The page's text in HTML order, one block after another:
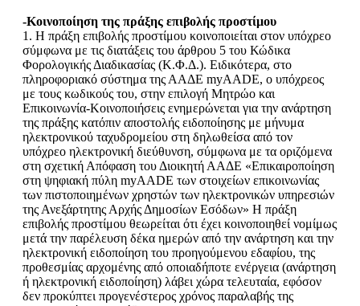
-Κοινοποίηση της πράξης επιβολής προστίμου
1. Η πράξη επιβολής προστίμου κοινοποιείται στον υπόχρεο
σύμφωνα με τις διατάξεις του άρθρου 5 του Κώδικα
Φορολογικής Διαδικασίας (Κ.Φ.Δ.). Ειδικότερα, στο
πληροφοριακό σύστημα της ΑΑΔΕ myAADE, ο υπόχρεος
με τους κωδικούς του, στην επιλογή Μητρώο και
Επικοινωνία-Κοινοποιήσεις ενημερώνεται για την ανάρτηση
της πράξης κατόπιν αποστολής ειδοποίησης με μήνυμα
ηλεκτρονικού ταχυδρομείου στη δηλωθείσα από τον
υπόχρεο ηλεκτρονική διεύθυνση, σύμφωνα με τα οριζόμενα
στη σχετική Απόφαση του Διοικητή ΑΑΔΕ «Επικαιροποίηση
στη ψηφιακή πύλη myAADE των στοιχείων επικοινωνίας
των πιστοποιημένων χρηστών των ηλεκτρονικών υπηρεσιών
της Ανεξάρτητης Αρχής Δημοσίων Εσόδων» Η πράξη
επιβολής προστίμου θεωρείται ότι έχει κοινοποιηθεί νομίμως
μετά την παρέλευση δέκα ημερών από την ανάρτηση και την
ηλεκτρονική ειδοποίηση του προηγούμενου εδαφίου, της
προθεσμίας αρχομένης από οποιαδήποτε ενέργεια (ανάρτηση
ή ηλεκτρονική ειδοποίηση) λάβει χώρα τελευταία, εφόσον
δεν προκύπτει προγενέστερος χρόνος παραλαβής της